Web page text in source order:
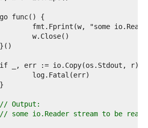
// Output:
// some io.Reader stream to be read